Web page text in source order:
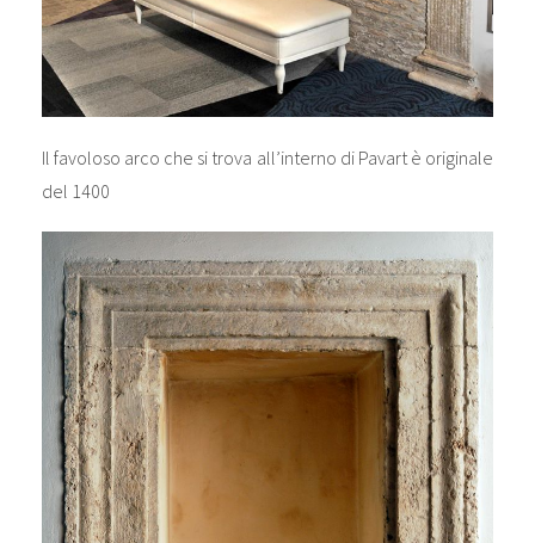
Il favoloso arco che si trova all’interno di Pavart è originale
del 1400